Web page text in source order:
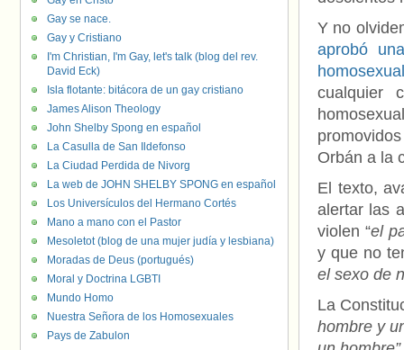
Y no
aprobó
cualquier
Orbán a la
El texto,
alertar las
violen “el
y que no
el sexo de
La
hombre y
Gay se nace.
Gay y Cristiano
I'm Christian, I'm Gay, let's talk (blog del rev.
David Eck)
Isla flotante: bitácora de un gay cristiano
James Alison Theology
John Shelby Spong en español
La Casulla de San Ildefonso
La Ciudad Perdida de Nivorg
La web de JOHN SHELBY SPONG en español
Los Universículos del Hermano Cortés
Mano a mano con el Pastor
Mesoletot (blog de una mujer judía y lesbiana)
Moradas de Deus (portugués)
Moral y Doctrina LGBTI
Mundo Homo
Nuestra Señora de los Homosexuales
Pays de Zabulon